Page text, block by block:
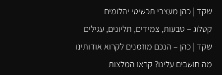
שקד | כהן מעצבי תכשיטי יהלומים
קטלוג – טבעות, צמידים, תליונים, עגילים
שקד | כהן – הנכם מוזמנים לקרוא אודותינו
מה חושבים עלינו? קראו המלצות